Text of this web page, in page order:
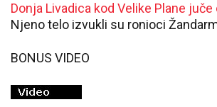
Donja Livadica kod Velike Plane juče
Njeno telo izvukli su ronioci
BONUS VIDEO